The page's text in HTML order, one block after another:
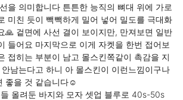
을 의미합니다 튼튼한 능직의 뼈대 위에 가로
미친 듯이 빽빽하게 밀어 넣어 밀도를 극대화
🙏 겉면에 사선 결이 보이지만, 만져보면 일반
들어요 마지막으로 이게 자켓을 한번 접어보
접히는 부분이 남고 몰스킨쪽같이 촉감을 지
남는다고 하니 아 몰스킨이 이런느낌이구나
좋을 것 같습니다☺️
올려둔 바지와 모자 셋업 블루로 40s-50s